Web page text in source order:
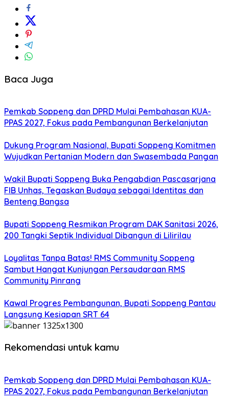
Baca Juga
Pemkab Soppeng dan DPRD Mulai Pembahasan KUA-
PPAS 2027, Fokus pada Pembangunan Berkelanjutan
Dukung Program Nasional, Bupati Soppeng Komitmen
Wujudkan Pertanian Modern dan Swasembada Pangan
Wakil Bupati Soppeng Buka Pengabdian Pascasarjana
FIB Unhas, Tegaskan Budaya sebagai Identitas dan
Benteng Bangsa
Bupati Soppeng Resmikan Program DAK Sanitasi 2026,
200 Tangki Septik Individual Dibangun di Lilirilau
Loyalitas Tanpa Batas! RMS Community Soppeng
Sambut Hangat Kunjungan Persaudaraan RMS
Community Pinrang
Kawal Progres Pembangunan, Bupati Soppeng Pantau
Langsung Kesiapan SRT 64
Rekomendasi untuk kamu
Pemkab Soppeng dan DPRD Mulai Pembahasan KUA-
PPAS 2027, Fokus pada Pembangunan Berkelanjutan